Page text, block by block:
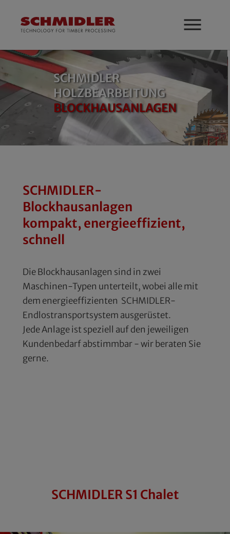
SCHMIDLER
HOLZBEARBEITUNG
BLOCKHAUSANLAGEN
SCHMIDLER-
Blockhausanlagen
kompakt, energieeffizient,
schnell
Die Blockhausanlagen sind in zwei
Maschinen-Typen unterteilt, wobei alle mit
dem energieeffizienten SCHMIDLER-
Endlostransportsystem ausgerüstet.
Jede Anlage ist speziell auf den jeweiligen
Kundenbedarf abstimmbar - wir beraten Sie
gerne.
SCHMIDLER S1 Chalet